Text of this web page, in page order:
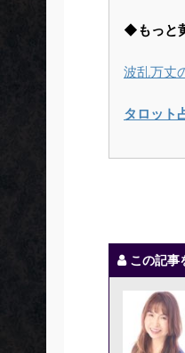
◆もっと
波乱万丈
タロット
この記事